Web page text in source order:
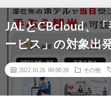
JALとCBcloud、
ービス」の対象出
2022.10.26 06:00:20 その他